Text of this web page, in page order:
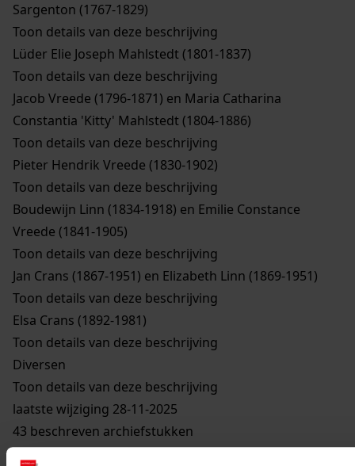
Sargenton (1767-1829)
Toon details van deze beschrijving
Lüder Elie Joseph Mahlstedt (1801-1837)
Toon details van deze beschrijving
Jacob Vreede (1796-1871) en Maria Catharina
Constantia 'Kitty' Mahlstedt (1804-1886)
Toon details van deze beschrijving
Pieter Hendrik Vreede (1830-1902)
Toon details van deze beschrijving
Boudewijn Linn (1834-1918) en Emilie Constance
Vreede (1841-1905)
Toon details van deze beschrijving
Jan Crans (1867-1951) en Elizabeth Linn (1869-1951)
Toon details van deze beschrijving
Elsa Crans (1892-1981)
Toon details van deze beschrijving
Diversen
Toon details van deze beschrijving
laatste wijziging 28-11-2025
43 beschreven archiefstukken